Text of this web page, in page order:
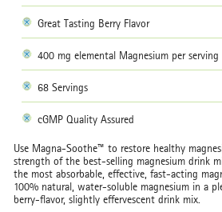
Great Tasting Berry Flavor
400 mg elemental Magnesium per serving
68 Servings
cGMP Quality Assured
Use Magna-Soothe™ to restore healthy
strength of the best-selling magnesium drink
the most absorbable, effective, fast-acting
100% natural, water-soluble magnesium in a
berry-flavor, slightly effervescent drink mix.